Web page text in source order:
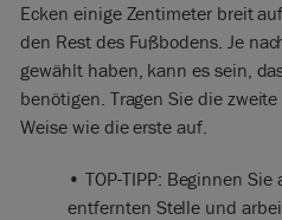
Ecken einige Zentimeter breit
den Rest des Fußbodens. Je
gewählt haben, kann es sein,
benötigen. Tragen Sie die
Weise wie die erste auf.
• TOP-TIPP: Beginnen
entfernten Stelle und